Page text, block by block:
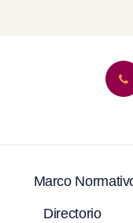
Marco
Directorio